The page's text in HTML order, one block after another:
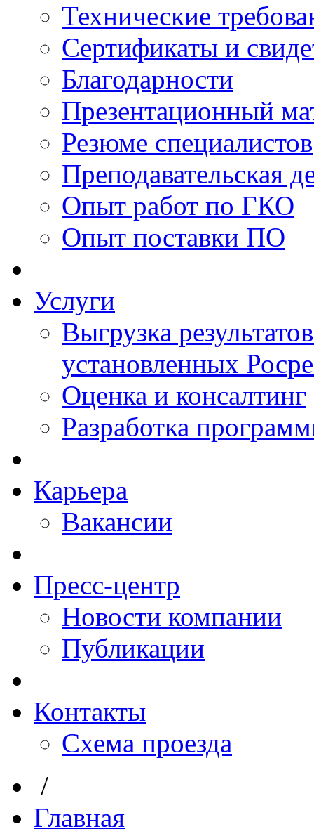
Технические
Сертификаты и
Благодарности
Презентационный
Резюме специалистов
Преподавательская
Опыт работ по ГКО
Опыт поставки ПО
Услуги
Выгрузка
установленных
Оценка и консалтинг
Разработка
Карьера
Вакансии
Пресс-центр
Новости компании
Публикации
Контакты
Схема проезда
/
Главная